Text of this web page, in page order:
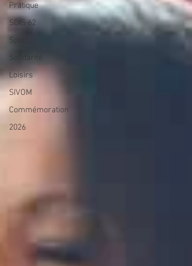
Pratique
SDIS 62
Sport
Solidarité
Loisirs
SIVOM
Commémoration
2026